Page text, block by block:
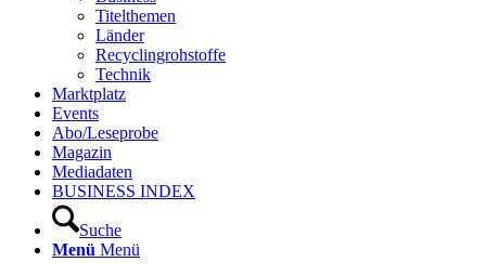
Titelthemen
Länder
Recyclingrohstoffe
Technik
Marktplatz
Events
Abo/Leseprobe
Magazin
Mediadaten
BUSINESS INDEX
Suche
Menü Menü